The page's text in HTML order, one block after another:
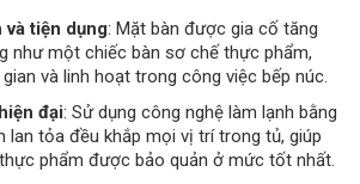
tiện dụng: Mặt bàn được gia cố tăng
như một chiếc bàn sơ chế thực phẩm,
và linh hoạt trong công việc bếp núc.
đại: Sử dụng công nghệ làm lạnh bằng
lan tỏa đều khắp mọi vị trí trong tủ, giúp
phẩm được bảo quản ở mức tốt nhất.